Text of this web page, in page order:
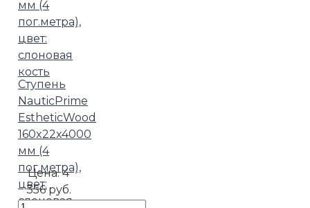
Ступень
NauticPrime
EstheticWood
160x22x4000
мм (4
пог.метра),
цвет:
слоновая
Цена:4
356 руб.